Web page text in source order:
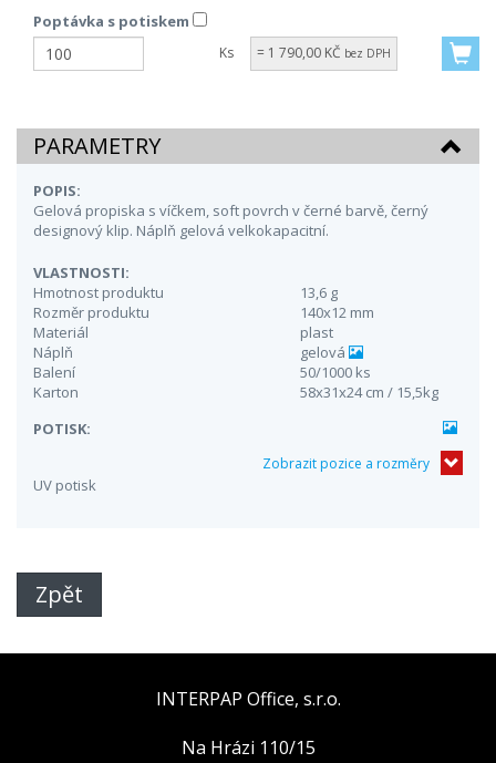
Poptávka s potiskem
Ks = 1 790,00 KČ bez DPH
PARAMETRY
POPIS:
Gelová propiska s víčkem, soft povrch v černé barvě, černý
designový klip. Náplň gelová velkokapacitní.
VLASTNOSTI:
Hmotnost produktu
13,6 g
Rozměr produktu
140x12 mm
Materiál
plast
Náplň
gelová
Balení
50/1000 ks
Karton
58x31x24 cm / 15,5kg
POTISK:
Zobrazit pozice a rozměry
UV potisk
Zpět
INTERPAP Office, s.r.o.
Na Hrázi 110/15